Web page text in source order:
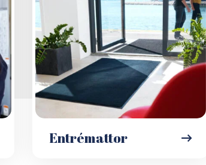
Entrémattor